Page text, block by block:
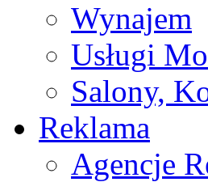
Wynajem
Usługi
Salony,
Reklama
Agencje